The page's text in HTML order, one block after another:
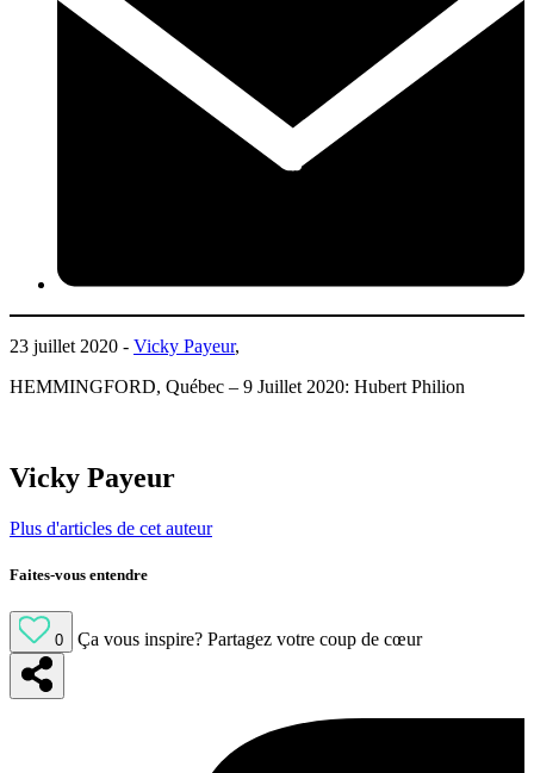
23 juillet 2020 - Vicky Payeur,
HEMMINGFORD, Québec – 9 Juillet 2020: Hubert Philion
Vicky Payeur
Plus d'articles de cet auteur
Faites-vous entendre
0 Ça vous inspire? Partagez votre coup de cœur